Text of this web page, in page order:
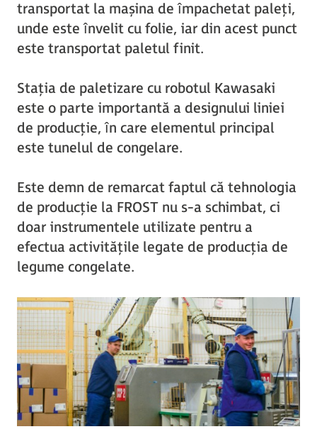
transportat la mașina de împachetat paleți,
unde este învelit cu folie, iar din acest punct
este transportat paletul finit.
Stația de paletizare cu robotul Kawasaki
este o parte importantă a designului liniei
de producție, în care elementul principal
este tunelul de congelare.
Este demn de remarcat faptul că tehnologia
de producție la FROST nu s-a schimbat, ci
doar instrumentele utilizate pentru a
efectua activitățile legate de producția de
legume congelate.